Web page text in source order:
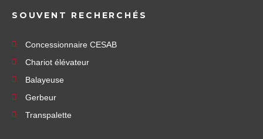
SOUVENT RECHERCHÉS
Concessionnaire CESAB
Chariot élévateur
Balayeuse
Gerbeur
Transpalette